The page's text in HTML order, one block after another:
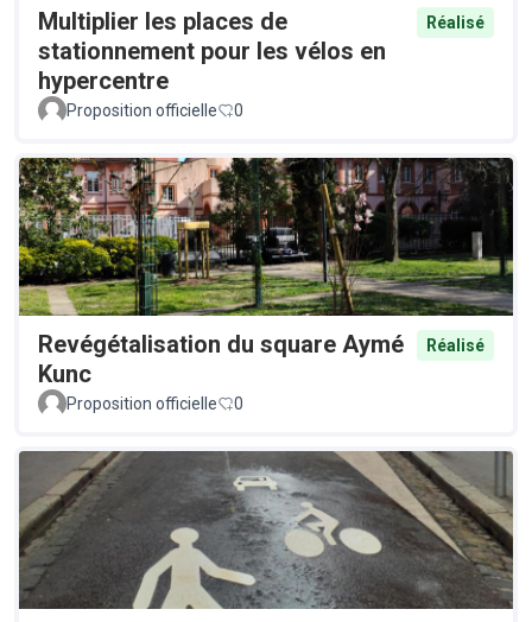
Multiplier les places de
stationnement pour les vélos en
hypercentre
Réalisé
Proposition officielle 0
Revégétalisation du square Aymé
Kunc
Réalisé
Proposition officielle 0